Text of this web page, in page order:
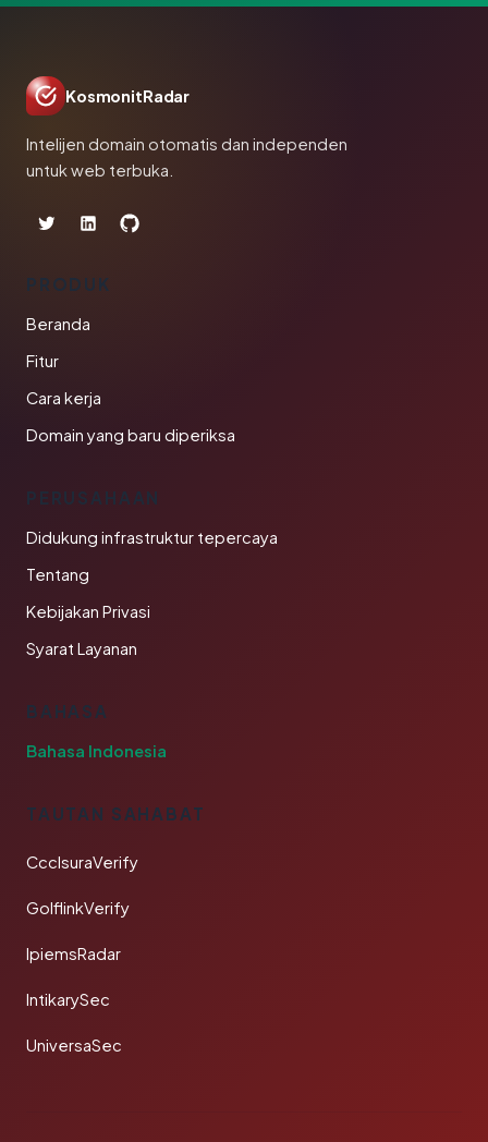
KosmonitRadar
Intelijen domain otomatis dan independen
untuk web terbuka.
PRODUK
Beranda
Fitur
Cara kerja
Domain yang baru diperiksa
PERUSAHAAN
Didukung infrastruktur tepercaya
Tentang
Kebijakan Privasi
Syarat Layanan
BAHASA
Bahasa Indonesia
TAUTAN SAHABAT
CcclsuraVerify
GolflinkVerify
IpiemsRadar
IntikarySec
UniversaSec